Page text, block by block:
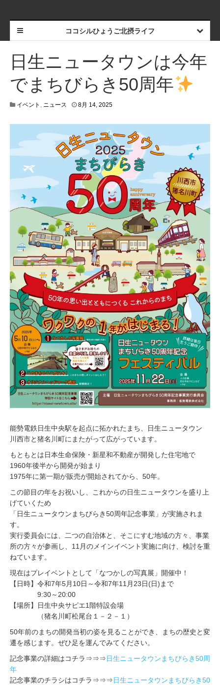
ココシルひょうご北摂ライフ
日生ニュータウンは今年
でまちびらき50周年
イベント , ニュース 8月 14, 20256
2
0
2
6
能勢電鉄日生中央駅を起点に拓かれたまち、日生ニュータウン
川西市と猪名川町にまたがって広がっています。
もともとは日本生命保険・新星和不動産が開発した住宅地で
1960年後半から開発が始まり
1975年に第一期が販売が開始されてから、50年。
この節目の年をお祝いし、これからの日生ニュータウンを盛り上
げていくため
「日生ニュータウンまちびらき50周年記念事業」が実施されま
す。
実行委員会には、二つの自治体と、そこにすむ地域の方々、事業
所の方々が参画し、11月のメインイベント実施に向け、検討を重
ねています。
現在はプレイベントとして「なつかしの写真展」開催中！
【日時】令和7年5月10日～令和7年11月23日(日)まで
9:30～20:00
【場所】日生中央サピエ1階特設会場
（猪名川町松尾台１－２－１）
50年前のまちの開発当初の姿を見ることができ、まちの歴史と変
遷を感じます。ぜひ足を運んでみてください。
記念事業の詳細はコチラ⇒⇒⇒日生ニュータウンまちびらき50周
年
記念事業のチラシはコチラ⇒⇒⇒日生ニュータウンまちびらき50